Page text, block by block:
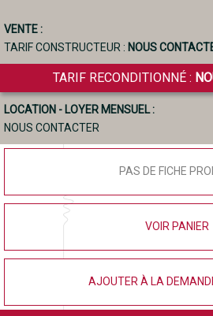
VENTE :
TARIF CONSTRUCTEUR : NOUS
TARIF RECONDITIONNÉ :
LOCATION - LOYER MENSUEL :
NOUS CONTACTER
PAS DE FICHE
VOIR PANIER
AJOUTER À LA